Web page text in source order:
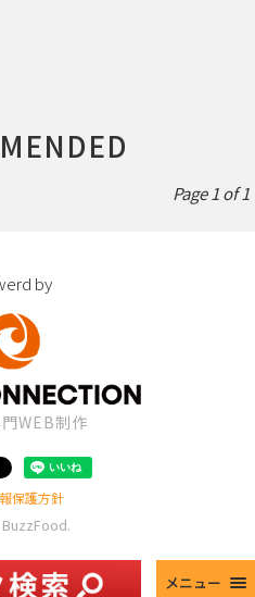
メニュー
Page 1 of 1
by
WEB制作
保護方針
BuzzFood.